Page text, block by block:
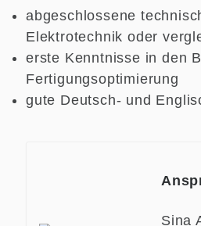
abgeschlossene
Elektrotechnik oder
erste Kenntnisse in den
Fertigungsoptimierung
gute Deutsch- und
Sina